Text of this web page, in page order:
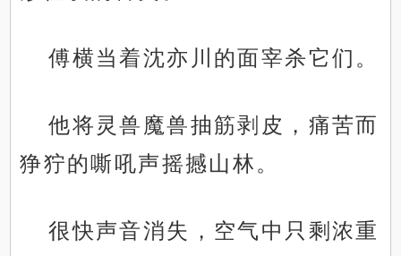
傅横当着沈亦川的面宰杀它们。
他将灵兽魔兽抽筋剥皮，痛苦而
狰狞的嘶吼声摇撼山林。
很快声音消失，空气中只剩浓重